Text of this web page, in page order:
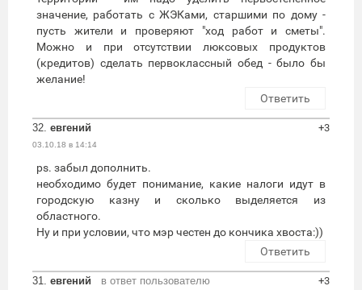
значение, работать с ЖЭКами, старшими по дому -
пусть жители и проверяют "ход работ и сметы".
Можно и при отсутствии люксовых продуктов
(кредитов) сделать первоклассный обед - было бы
желание!
Ответить
32. евгений
03.10.18 в 14:14
+3
ps. забыл дополнить.
необходимо будет понимание, какие налоги идут в
городскую казну и сколько выделяется из
областного.
Ну и при условии, что мэр честен до кончика хвоста:))
Ответить
31. евгений
в ответ пользователю
+3